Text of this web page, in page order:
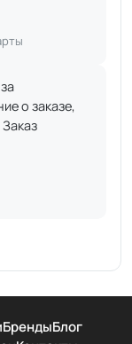
о заказе,
БрендыБлог